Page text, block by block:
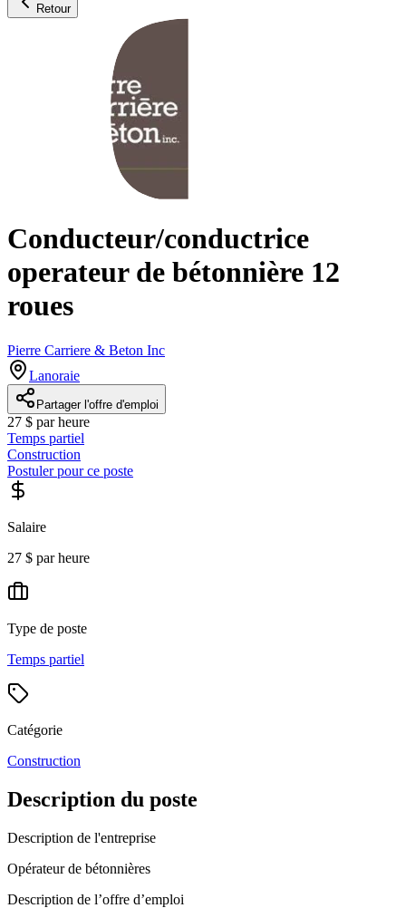
Retour
Conducteur/conductrice
operateur de bétonnière 12
roues
Pierre Carriere & Beton Inc
Lanoraie
Partager l'offre d'emploi
27 $ par heure
Temps partiel
Construction
Postuler pour ce poste
Salaire
27 $ par heure
Type de poste
Temps partiel
Catégorie
Construction
Description du poste
Description de l'entreprise
Opérateur de bétonnières
Description de l’offre d’emploi